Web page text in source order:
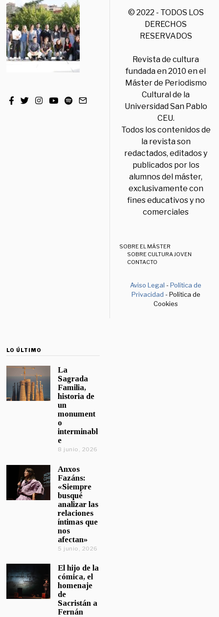
© 2022 - TODOS LOS
DERECHOS
RESERVADOS
Revista de cultura
fundada en 2010 en el
Máster de Periodismo
Cultural de la
Universidad San Pablo
CEU.
Todos los contenidos de
la revista son
redactados, editados y
publicados por los
alumnos del máster,
exclusivamente con
fines educativos y no
comerciales
SOBRE EL MÁSTER
SOBRE CULTURA JOVEN
CONTACTO
Aviso Legal -Política de
Privacidad - Política de
Cookies
LO ÚLTIMO
La
Sagrada
Familia,
historia de
un
monument
o
interminabl
e
8 junio, 2026
Anxos
Fazáns:
«Siempre
busqué
analizar las
relaciones
íntimas que
nos
afectan»
5 junio, 2026
El hijo de la
cómica, el
homenaje
de
Sacristán a
Fernán